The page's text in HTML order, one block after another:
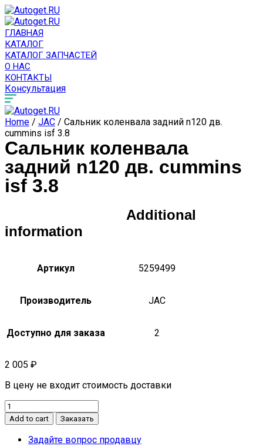
ГЛАВНАЯ
КАТАЛОГ
КАТАЛОГ ЗАПЧАСТЕЙ
О НАС
КОНТАКТЫ
Консультация
Home / JAC / Сальник коленвала задний n120 дв.
cummins isf 3.8
Сальник коленвала
задний n120 дв. cummins
isf 3.8
Additional
information
Артикул 5259499
Производитель JAC
Доступно для заказа 2
2 005 ₽
В цену не входит стоимость доставки
Сальник
коленвала
задний
n120
Add to cart Заказать
Задайте вопрос продавцу